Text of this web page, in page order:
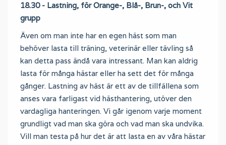
18.30 - Lastning, för Orange-, Blå-, Brun-, och Vit
grupp
Även om man inte har en egen häst som man
behöver lasta till träning, veterinär eller tävling så
kan detta pass ändå vara intressant. Man kan aldrig
lasta för många hästar eller ha sett det för många
gånger. Lastning av häst är ett av de tillfällena som
anses vara farligast vid hästhantering, utöver den
vardagliga hanteringen. Vi går igenom varje moment
grundligt vad man ska göra och vad man ska undvika.
Vill man testa på hur det är att lasta en av våra hästar